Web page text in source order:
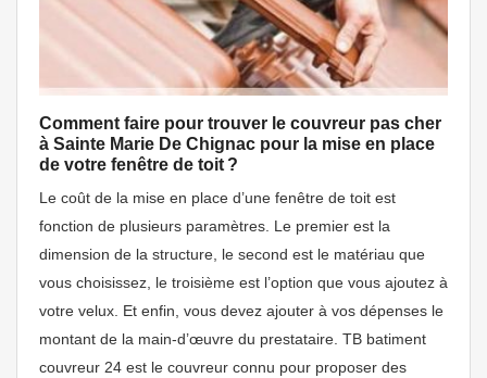
Comment faire pour trouver le couvreur pas cher
à Sainte Marie De Chignac pour la mise en place
de votre fenêtre de toit ?
Le coût de la mise en place d’une fenêtre de toit est
fonction de plusieurs paramètres. Le premier est la
dimension de la structure, le second est le matériau que
vous choisissez, le troisième est l’option que vous ajoutez à
votre velux. Et enfin, vous devez ajouter à vos dépenses le
montant de la main-d’œuvre du prestataire. TB batiment
couvreur 24 est le couvreur connu pour proposer des